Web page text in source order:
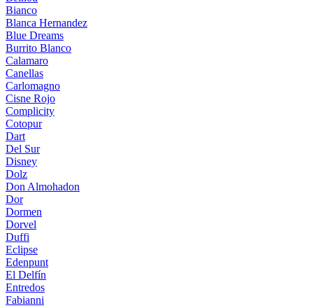
Bianco
Blanca Hernandez
Blue Dreams
Burrito Blanco
Calamaro
Canellas
Carlomagno
Cisne Rojo
Complicity
Cotopur
Dart
Del Sur
Disney
Dolz
Don Almohadon
Dor
Dormen
Dorvel
Duffi
Eclipse
Edenpunt
El Delfín
Entredos
Fabianni